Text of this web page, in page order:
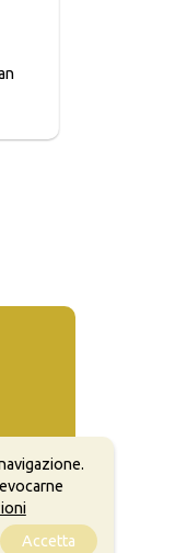
Accetta